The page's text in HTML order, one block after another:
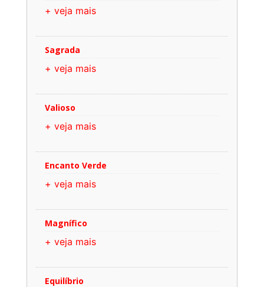
+ veja mais
Sagrada
+ veja mais
Valioso
+ veja mais
Encanto Verde
+ veja mais
Magnífico
+ veja mais
Equilíbrio